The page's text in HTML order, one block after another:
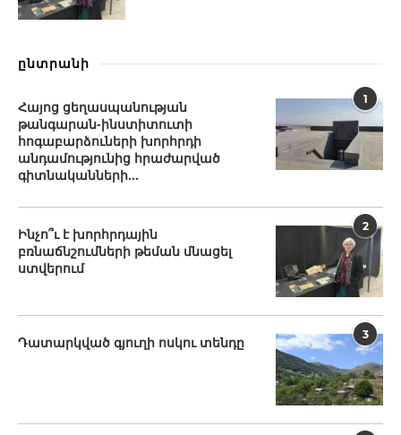
ընտրանի
1
Հայոց ցեղասպանության
թանգարան-ինստիտուտի
հոգաբարձուների խորհրդի
անդամությունից հրաժարված
գիտնականների...
2
Ինչո՞ւ է խորհրդային
բռնաճնշումների թեման մնացել
ստվերում
3
Դատարկված գյուղի ոսկու տենդը